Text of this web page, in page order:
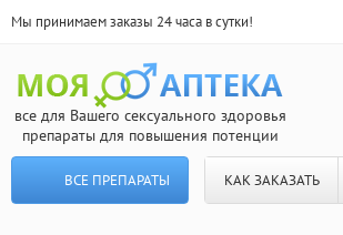
Мы принимаем заказы 24 часа в сутки!
все для Вашего сексуального здоровья
препараты для повышения потенции
ВСЕ ПРЕПАРАТЫ КАК ЗАКАЗАТЬ